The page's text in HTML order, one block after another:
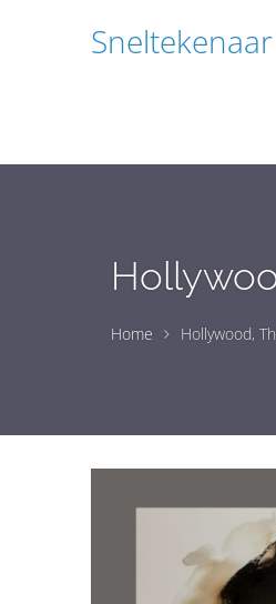
Home Hollywood,